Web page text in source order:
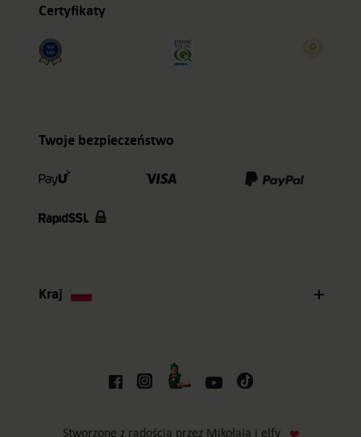
Certyfikaty
Twoje bezpieczeństwo
Kraj
Stworzone z radością przez Mikołaja i elfy